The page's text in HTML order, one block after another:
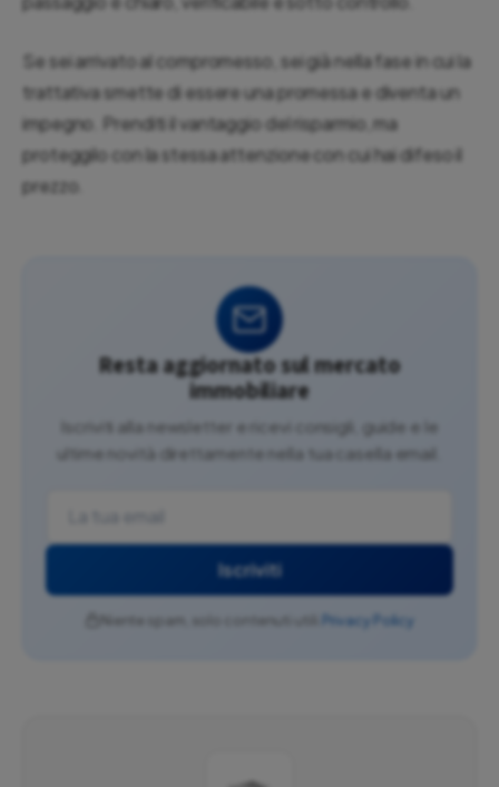
Se sei arrivato al compromesso, sei già nella fase in cui la
trattativa smette di essere una promessa e diventa un
impegno. Prenditi il vantaggio del risparmio, ma
proteggilo con la stessa attenzione con cui hai difeso il
prezzo.
Resta aggiornato sul mercato
immobiliare
Iscriviti alla newsletter e ricevi consigli, guide e le
ultime novità direttamente nella tua casella email.
Iscriviti
Niente spam, solo contenuti utili. Privacy Policy